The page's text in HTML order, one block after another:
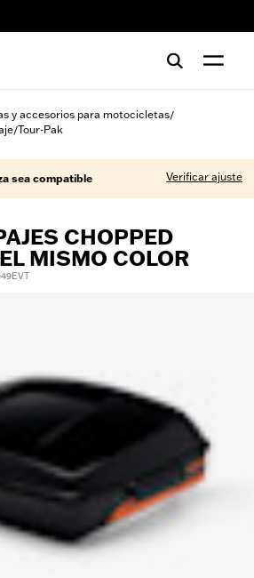
y accesorios para motocicletas/
/Tour-Pak
sea compatible Verificar ajuste
CHOPPED
MISMO COLOR